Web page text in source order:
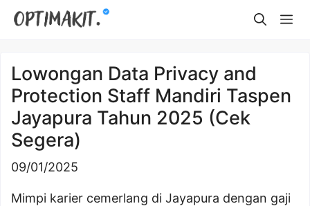
Skip
Lowongan Data Privacy and
Protection Staff Mandiri Taspen
Jayapura Tahun 2025 (Cek
Segera)
09/01/2025
Mimpi karier cemerlang di Jayapura dengan gaji